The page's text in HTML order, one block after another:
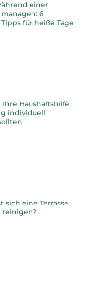
einer
6
für heiße Tage
Ihre Haushaltshilfe
individuell
sich eine Terrasse
reinigen?